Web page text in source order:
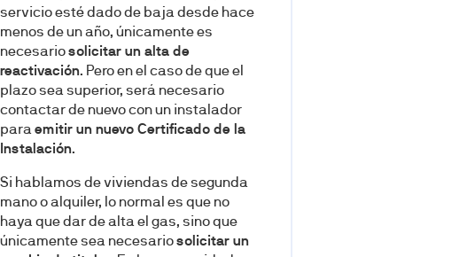
servicio esté dado de baja desde hace
menos de un año, únicamente es
necesariosolicitar un alta de
reactivación. Pero en el caso de que el
plazo sea superior, será necesario
contactar de nuevo con un instalador
paraemitir un nuevo Certificado de la
Instalación.
Si hablamos de viviendas de segunda
mano o alquiler, lo normal es que no
haya que dar de alta el gas, sino que
únicamente sea necesariosolicitar un